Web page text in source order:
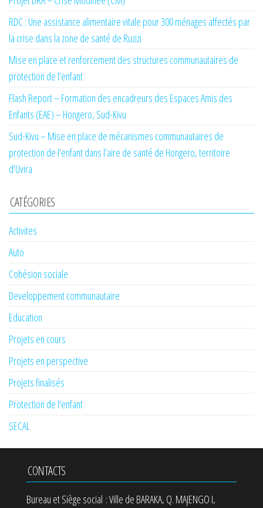
RDC : Une assistance alimentaire vitale pour 300 ménages affectés par
la crise dans la zone de santé de Ruzizi
Mise en place et renforcement des structures communautaires de
protection de l’enfant
Flash Report – Formation des encadreurs des Espaces Amis des
Enfants (EAE) – Hongero, Sud-Kivu
Sud-Kivu – Mise en place de mécanismes communautaires de
protection de l’enfant dans l’aire de santé de Hongero, territoire
d’Uvira
CATÉGORIES
Activites
Auto
Cohésion sociale
Developpement communautaire
Education
Projets en cours
Projets en perspective
Projets finalisés
Protection de l'enfant
SECAL
CONTACTS
Bureau et Siège social : Ville de BARAKA, Q. MAJENGO I,